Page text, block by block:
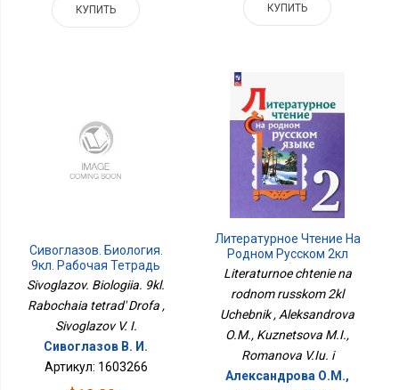
КУПИТЬ КУПИТЬ
Сивоглазов. Биология.
9кл. Рабочая Тетрадь
Дрофа
Sivoglazov. Biologiia. 9kl.
Rabochaia tetrad' Drofa ,
Sivoglazov V. I.
Сивоглазов В. И.
Артикул: 1603266
Литературное Чтение На
Родном Русском 2кл
Учебник
Literaturnoe chtenie na
rodnom russkom 2kl
Uchebnik , Aleksandrova
O.M., Kuznetsova M.I.,
Romanova V.Iu. i
Александрова О.М.,